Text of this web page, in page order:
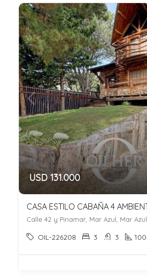
USD 131.000
Calle 42 y Pinamar, Mar Azul, Mar Azul
OIL-226208 3 3 100